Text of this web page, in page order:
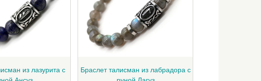
из лазурита с
Браслет талисман из лабрадора с